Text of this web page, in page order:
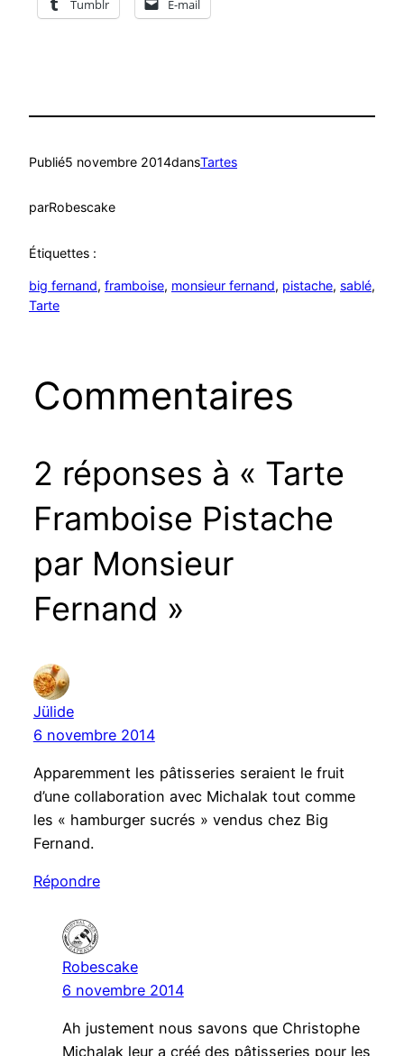
Tumblr E-mail
Publié5 novembre 2014dansTartes
parRobescake
Étiquettes :
big fernand, framboise, monsieur fernand, pistache, sablé
Tarte
Commentaires
2 réponses à « Tarte
Framboise Pistache
par Monsieur
Fernand »
Jülide
6 novembre 2014
Apparemment les pâtisseries seraient le fruit
d’une collaboration avec Michalak tout comme
les « hamburger sucrés » vendus chez Big
Fernand.
Répondre
Robescake
6 novembre 2014
Ah justement nous savons que Christophe
Michalak leur a créé des pâtisseries pour les